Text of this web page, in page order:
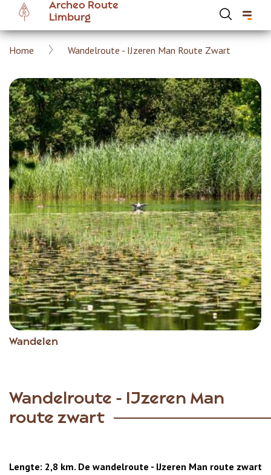
Overslaan
naar
gaan
Archeo Route
Limburg
Kruimelpad
Home Wandelroute - IJzeren Man Route Zwart
Wandelen
Wandelroute - IJzeren Man
route zwart
Lengte: 2,8 km. De wandelroute - IJzeren Man route zwart